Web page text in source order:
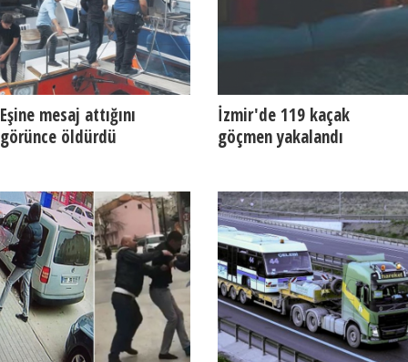
Eşine mesaj attığını
görünce öldürdü
İzmir'de 119 kaçak
göçmen yakalandı